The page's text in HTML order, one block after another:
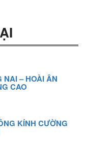
NAI – HOÀI ÂN
CAO
KÍNH CƯỜNG